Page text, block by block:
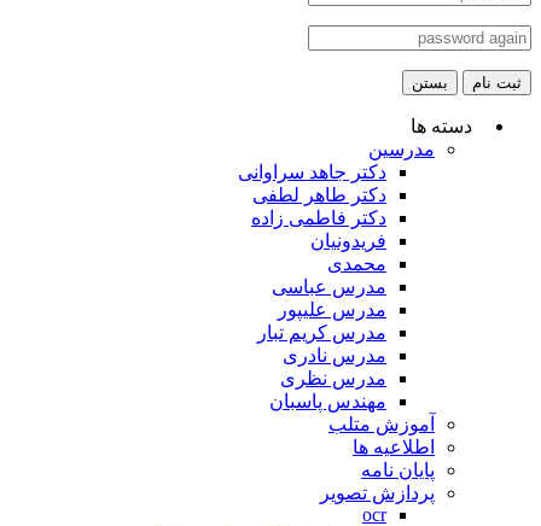
ثبت نام بستن
دسته ها
مدرسین
دکتر جاهد سراوانی
دکتر طاهر لطفی
دکتر فاطمی زاده
فریدونیان
محمدی
مدرس عباسی
مدرس علیپور
مدرس کریم تبار
مدرس نادری
مدرس نظری
مهندس پاسبان
آموزش متلب
اطلاعیه ها
پایان نامه
پردازش تصویر
ocr